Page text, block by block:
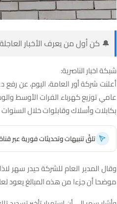
🔔 كن أول من يعرف الأخبار
شبكة اخبار الناصرية:
أعلنت شركة أور العامة، اليوم، عن
عامي توزيع كهرباء الفرات الأوسط
بكابلات وأسلاك وقابلوات خلال
تلقَّ تنبيهات وتحديثات فورية عبر
موضحا أن جزءا من هذه المبالغ يعود